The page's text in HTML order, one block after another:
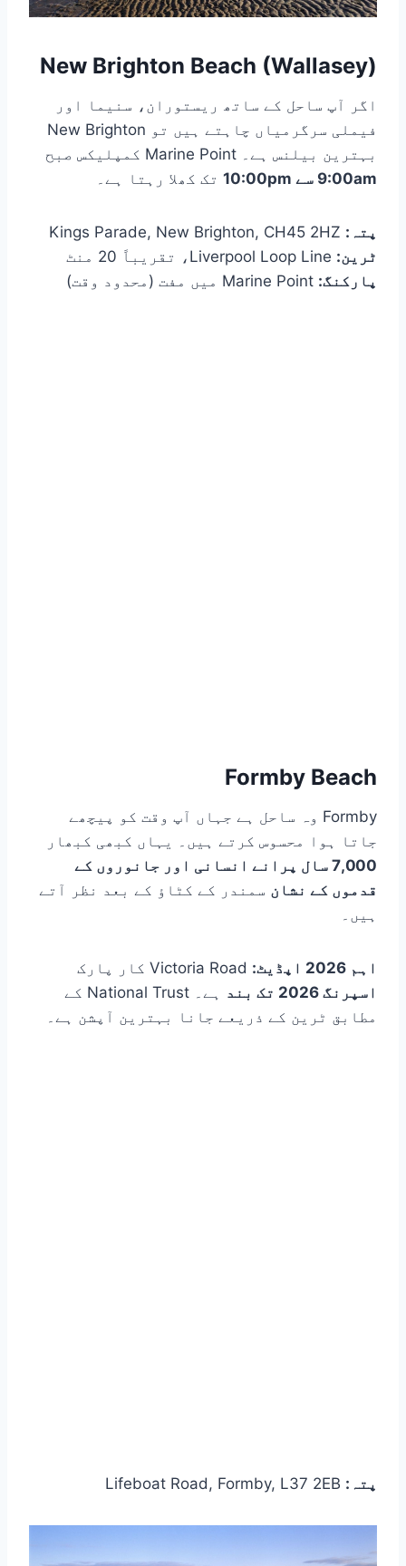
New Brighton Beach (Wallasey)
اگر آپ ساحل کے ساتھ ریستوران، سنیما اور
فیملی سرگرمیاں چاہتے ہیں تو New Brighton
بہترین بیلنس ہے۔ Marine Point کمپلیکس صبح
9:00am سے 10:00pm
تک کھلا رہتا ہے۔
پتہ:
ٹرین:
پارکنگ:
Formby Beach
Formby وہ ساحل ہے جہاں آپ وقت کو پیچھے
جاتا ہوا محسوس کرتے ہیں۔ یہاں کبھی کبھار
7,000 سال پرانے انسانی اور جانوروں کے
قدموں کے نشان سمندر کے کٹاؤ کے بعد نظر آتے
ہیں۔
اہم 2026 اپڈیٹ:
اسپرنگ 2026 تک بند
ہے۔ National Trust کے
مطابق ٹرین کے ذریعے جانا بہترین آپشن ہے۔
پتہ: